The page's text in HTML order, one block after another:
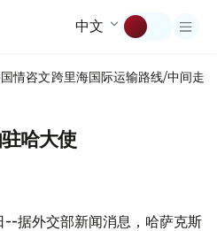
中文
国情咨文跨里海国际运输路线/中间走廊
哈大使
据外交部新闻消息，哈萨克斯